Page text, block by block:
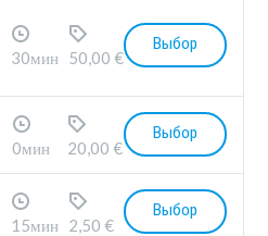
30мин 50,00 €
Выбор
0мин 20,00 €
Выбор
15мин 2,50 €
Выбор